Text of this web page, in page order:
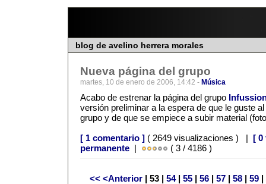
blog de avelino herrera morales
Nueva página del grupo
martes, 10 de enero de 2006, 14:42 - Música
Acabo de estrenar la página del grupo
versión preliminar a la espera de que le guste
grupo y de que se empiece a subir material
[ 1 comentario ] ( 2649 visualizaciones ) | [ 0
permanente | ( 3 / 4186 )
<< <Anterior | 53 | 54| 55| 56| 57| 58| 59|